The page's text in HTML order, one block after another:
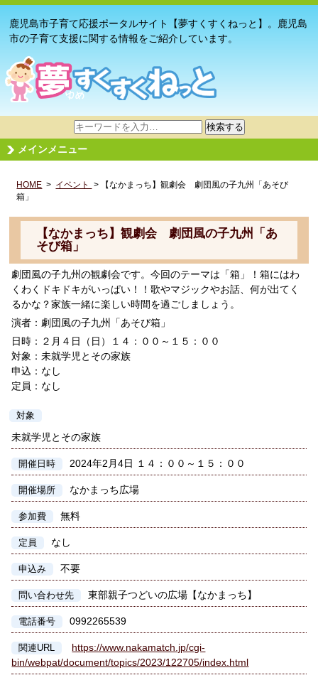
鹿児島市子育て応援ポータルサイト【夢すくすくねっと】。鹿児島
市の子育て支援に関する情報をご紹介しています。
サ
イ
ト
検
検索する
メインメニュー
HOME > イベント
> 【なかまっち】観劇会 劇団風の子九州「あそび
箱」
【なかまっち】観劇会 劇団風の子九州「あ
そび箱」
劇団風の子九州の観劇会です。今回のテーマは「箱」！箱にはわ
くわくドキドキがいっぱい！！歌やマジックやお話、何が出てく
るかな？家族一緒に楽しい時間を過ごしましょう。
演者：劇団風の子九州「あそび箱」
日時：２月４日（日）１４：００～１５：００
対象：未就学児とその家族
申込：なし
定員：なし
対象
未就学児とその家族
開催日時 2024年2月4日 １４：００～１５：００
開催場所 なかまっち広場
参加費 無料
定員 なし
申込み 不要
問い合わせ先 東部親子つどいの広場【なかまっち】
電話番号 0992265539
関連URL
https://www.nakamatch.jp/cgi-
bin/webpat/document/topics/2023/122705/index.html